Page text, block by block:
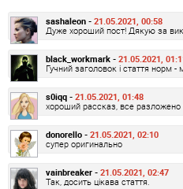
sashaleon - 21.05.2021, 00:58
Дуже хороший пост! Дякую за
black_workmark - 21.05.2021,
Гучний заголовок і стаття норм
s0iqq - 21.05.2021, 01:48
хороший рассказ, все
donorello - 21.05.2021, 02:10
супер оригинально
vainbreaker - 21.05.2021, 02:47
Так, досить цікава стаття.